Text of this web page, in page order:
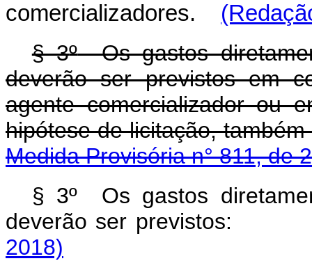
comercializadores.
§ 3ºOs gastos
deverão ser previstos em
agente comercializador ou
hipótese de licitação,
Medida Provisória n° 811, de
§ 3º Os gastos
deverão ser
2018)